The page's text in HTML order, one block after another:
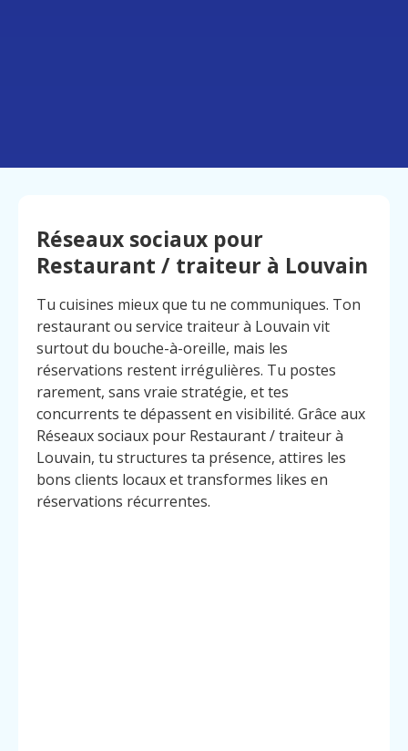
Réseaux sociaux pour
Restaurant / traiteur à Louvain
Tu cuisines mieux que tu ne communiques. Ton
restaurant ou service traiteur à Louvain vit
surtout du bouche-à-oreille, mais les
réservations restent irrégulières. Tu postes
rarement, sans vraie stratégie, et tes
concurrents te dépassent en visibilité. Grâce aux
Réseaux sociaux pour Restaurant / traiteur à
Louvain, tu structures ta présence, attires les
bons clients locaux et transformes likes en
réservations récurrentes.